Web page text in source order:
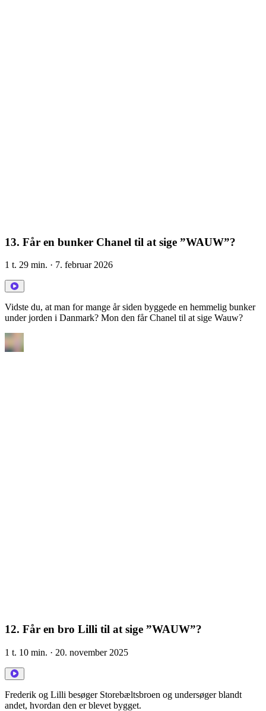
13. Får en bunker Chanel til at sige ”WAUW”?
1 t. 29 min. · 7. februar 2026
Vidste du, at man for mange år siden byggede en hemmelig bunker
under jorden i Danmark? Mon den får Chanel til at sige Wauw?
12. Får en bro Lilli til at sige ”WAUW”?
1 t. 10 min. · 20. november 2025
Frederik og Lilli besøger Storebæltsbroen og undersøger blandt
andet, hvordan den er blevet bygget.